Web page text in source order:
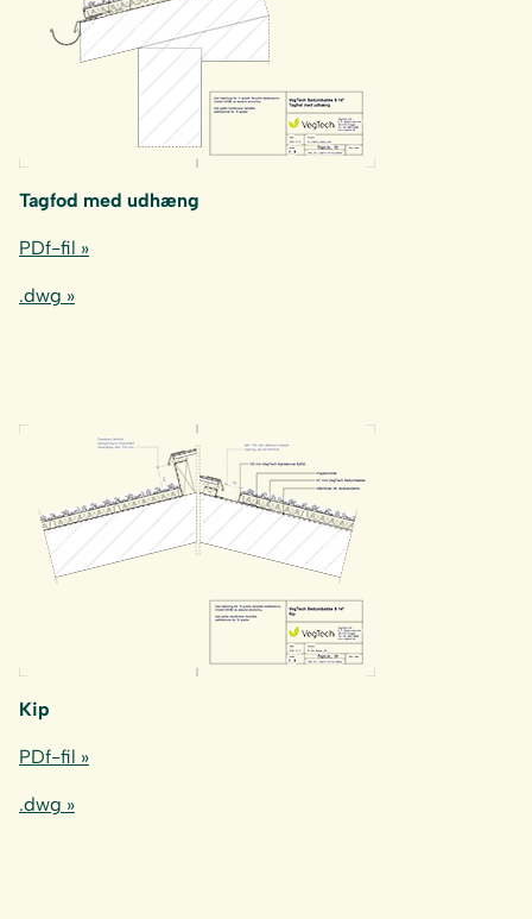
Tagfod med udhæng
PDf-fil »
.dwg »
Kip
PDf-fil »
.dwg »